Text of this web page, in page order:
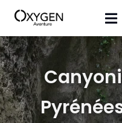
Aller
contenu